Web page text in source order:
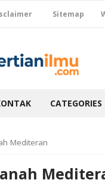
Sitemap
CATEGORIES
Mediteran